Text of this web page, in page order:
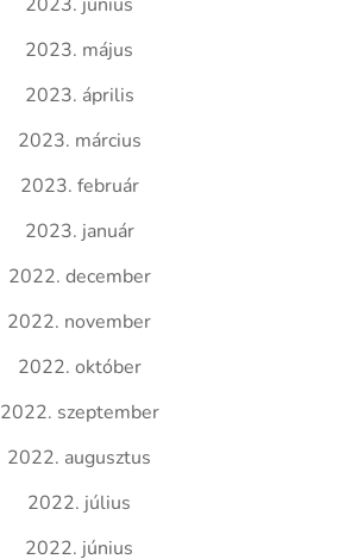
2023. május
2023. április
2023. március
2023. február
2023. január
2022. december
2022. november
2022. október
2022. szeptember
2022. augusztus
2022. július
2022. június